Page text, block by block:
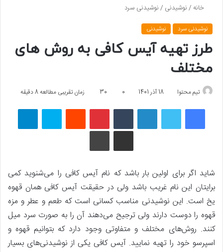
خانه /نوشیدنی /نوشیدنی سرد
نوشیدنی سرد نوشیدنی
طرز تهیه آیس کافی به روش های
مختلف
تیم محتوا 18 آذر 1401 0
30 زمان تقریبی مطالعه 8 دقیقه
فیسبوک توییتر لینکداین تامبلر پینتریستReddit اسکایپ تلگرام
اشتراک گذاری با ایمیل
چاپ
شاید اگر برای اولین بار باشد که نام آیس کافی را می‌شنوید کمی
برایتان این نام غریب باشد ولی در حقیقت آیس کافی همان قهوه
یخ است. این نوشیدنی مناسب کسانی است که طعم و عطر و مزه
قهوه را دوست دارند ولی ترجیح می‌دهند آن را به صورت سرد میل
کنند. روش‌های مختلف و متفاوتی وجود دارد که بتوانیم قهوه و
اسپرسو خود را تهیه نمایید. آیس کافی یکی از نوشیدنی‌های بسیار